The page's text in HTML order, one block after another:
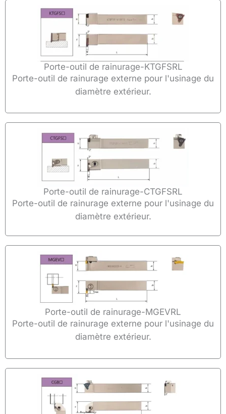
Porte-outil de rainurage-KTGFSRL
Porte-outil de rainurage externe pour l'usinage du
diamètre extérieur.
Porte-outil de rainurage-CTGFSRL
Porte-outil de rainurage externe pour l'usinage du
diamètre extérieur.
Porte-outil de rainurage-MGEVRL
Porte-outil de rainurage externe pour l'usinage du
diamètre extérieur.